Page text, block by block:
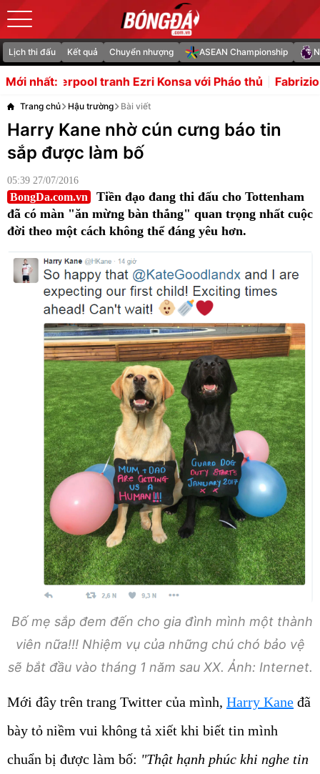
Lịch thi đấu Kết quả Chuyển nhượng ASEAN Championship
Mới nhất:Konsa với Pháo thủ Fabrizio Romano tiết lộ lý do
Trang chủ Hậu trường Bài viết
Harry Kane nhờ cún cưng báo tin
sắp được làm bố
05:39 27/07/2016
BongDa.com.vn
Tiền đạo đang thi đấu cho Tottenham
đã có màn "ăn mừng bàn thắng" quan trọng nhất cuộc
đời theo một cách không thể đáng yêu hơn.
Bố mẹ sắp đem đến cho gia đình mình một thành
viên nữa!!! Nhiệm vụ của những chú chó bảo vệ
sẽ bắt đầu vào tháng 1 năm sau XX. Ảnh: Internet.
Mới đây trên trang Twitter của mình, Harry Kane đã
bày tỏ niềm vui không tả xiết khi biết tin mình
chuẩn bị được làm bố: "Thật hạnh phúc khi nghe tin